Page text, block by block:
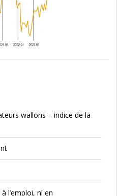
wallons – indice de la
l’emploi, ni en